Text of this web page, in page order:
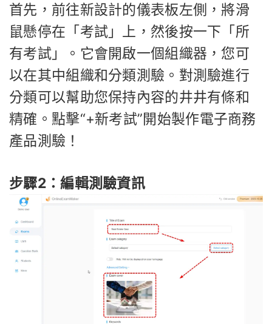
首先，前往新設計的儀表板左側，將滑
鼠懸停在「考試」上，然後按一下「所
有考試」。它會開啟一個組織器，您可
以在其中組織和分類測驗。對測驗進行
分類可以幫助您保持內容的井井有條和
精確。點擊“+新考試”開始製作電子商務
產品測驗！
步驟2：編輯測驗資訊